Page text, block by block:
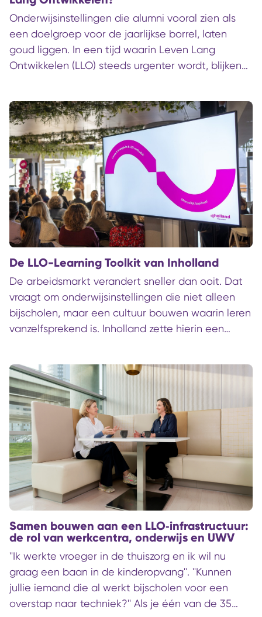
Onderwijsinstellingen die alumni vooral zien als
een doelgroep voor de jaarlijkse borrel, laten
goud liggen. In een tijd waarin Leven Lang
Ontwikkelen (LLO) steeds urgenter wordt, blijken
leeromgeving. Internationale inzichten en
Nederlandse praktijkvoorbeelden laten een
duidelijke verschuiving zien: van alumni als
‘bestand’ naar alumni als levenslange relatie.
De LLO-Learning Toolkit van Inholland
De arbeidsmarkt verandert sneller dan ooit. Dat
vraagt om onderwijsinstellingen die niet alleen
bijscholen, maar een cultuur bouwen waarin leren
vanzelfsprekend is. Inholland zette hierin een
De afronding van dit project werd gemarkeerd
tijdens het LLO-festival in Haarlem en laat zien
hoe een hogeschool deze omslag niet alleen
denkt, maar ook doet. Met lef, samenwerking en
een aanpak die verder gaat dan een project,
richting een cultuur waarin leren continu mogelijk
wordt gemaakt.
Samen bouwen aan een LLO‑infrastructuur:
de rol van werkcentra, onderwijs en UWV
''Ik werkte vroeger in de thuiszorg en ik wil nu
graag een baan in de kinderopvang''. ''Kunnen
jullie iemand die al werkt bijscholen voor een
overstap naar techniek?'' Als je één van de 35